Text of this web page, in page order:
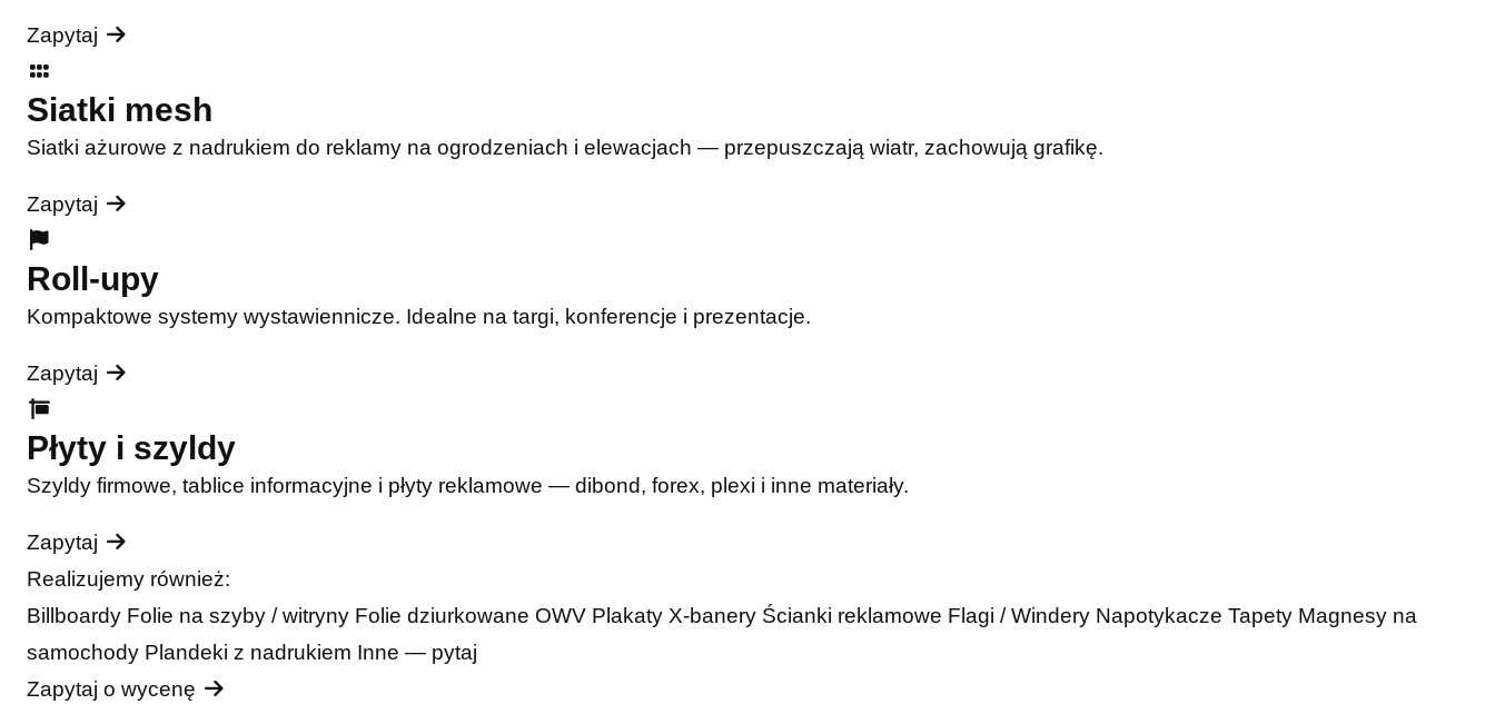
Zapytaj
Siatki mesh
Siatki ażurowe z nadrukiem do reklamy na ogrodzeniach i elewacjach — przepuszczają wiatr, zachowują grafikę.
Zapytaj
Roll-upy
Kompaktowe systemy wystawiennicze. Idealne na targi, konferencje i prezentacje.
Zapytaj
Płyty i szyldy
Szyldy firmowe, tablice informacyjne i płyty reklamowe — dibond, forex, plexi i inne materiały.
Zapytaj
Realizujemy również:
Billboardy Folie na szyby / witryny Folie dziurkowane OWV Plakaty X-banery Ścianki reklamowe Flagi / Windery Napotykacze Tapety Magnesy na
samochody Plandeki z nadrukiem Inne — pytaj
Zapytaj o wycenę